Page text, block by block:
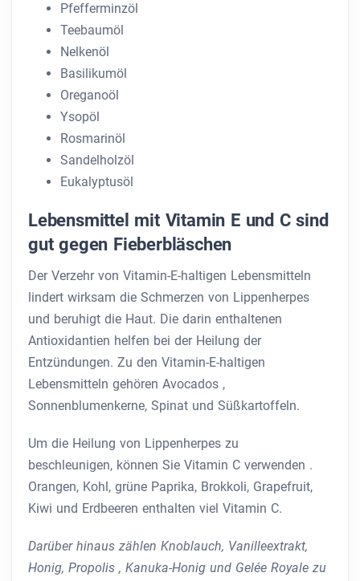
Pfefferminzöl
Teebaumöl
Nelkenöl
Basilikumöl
Oreganoöl
Ysopöl
Rosmarinöl
Sandelholzöl
Eukalyptusöl
Lebensmittel mit Vitamin E und C sind
gut gegen Fieberbläschen
Der Verzehr von Vitamin-E-haltigen Lebensmitteln
lindert wirksam die Schmerzen von Lippenherpes
und beruhigt die Haut. Die darin enthaltenen
Antioxidantien helfen bei der Heilung der
Entzündungen. Zu den Vitamin-E-haltigen
Lebensmitteln gehören Avocados ,
Sonnenblumenkerne, Spinat und Süßkartoffeln.
Um die Heilung von Lippenherpes zu
beschleunigen, können Sie Vitamin C verwenden .
Orangen, Kohl, grüne Paprika, Brokkoli, Grapefruit,
Kiwi und Erdbeeren enthalten viel Vitamin C.
Darüber hinaus zählen Knoblauch, Vanilleextrakt,
Honig, Propolis , Kanuka-Honig und Gelée Royale zu